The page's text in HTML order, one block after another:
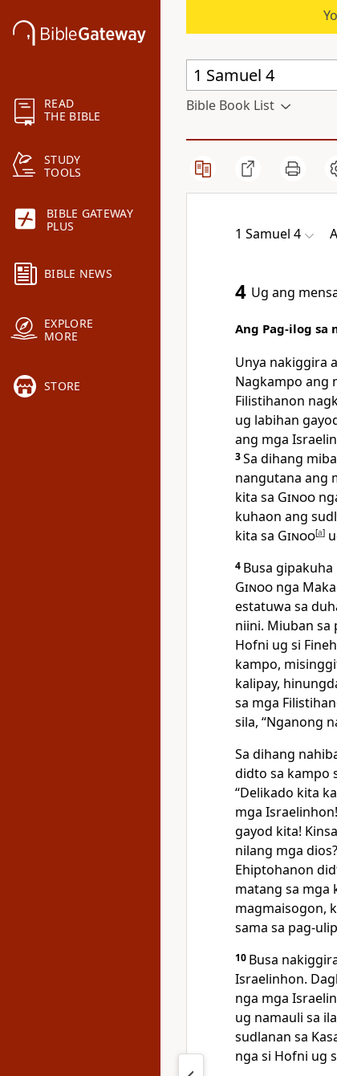
READ
THE BIBLE
STUDY
TOOLS
BIBLE GATEWAY
PLUS
BIBLE NEWS
EXPLORE
MORE
STORE
Bible Book List
1 Samuel 4
4 Ug ang
Ang Pag-ilog sa
Unya nakiggira
Nagkampo ang
Filistihanon
ug labihan
ang mga
3Sa dihang
nangutana ang
kita sa Ginoo
kuhaon ang
kita sa Ginoo[a]
4 Busa
Ginoo nga
estatuwa sa
niini. Miuban sa
Hofni ug si
kampo,
kalipay,
sa mga
sila, “Nganong
Sa dihang
didto sa kampo
“Delikado kita
mga
gayod kita!
nilang mga
Ehiptohanon
matang sa mga
magmaisogon,
sama sa pag-
10 Busa
Israelinhon.
nga mga
ug namauli sa
sudlanan sa
nga si Hofni ug